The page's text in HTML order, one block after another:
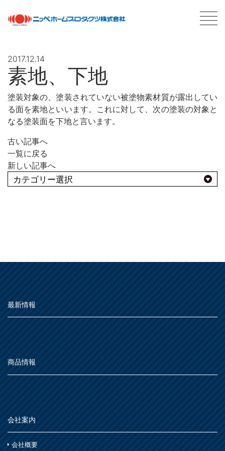
最新情報 NEWS
商品情報 PRODUCTS
会社概要
ネットワーク
採用情報
Q&A集
用語集
お問い合わせ
SDGsについて SDGs
SDGsへの取り組み
活動内容
SDSお問い合わせ SDS
個人情報について PRIVACY POLICY
オンラインショップ ONLINE SHOP
2017.12.14
素地、下地
塗装対象の、塗装されていない被塗物素材質が露出してい
る面を素地といいます。これに対して、次の塗装の対象と
なる塗装面を下地と言います。
古い記事へ
一覧に戻る
新しい記事へ
その他
仕様
木部
鉄部・プラスチック製品
屋根
トタン屋根
セメント・ベスト瓦屋根
木部
プラスチック製品
外壁・塀
コンクリート壁・リシン壁・サイディング壁・ブロック壁
屋内
その他
浴室
石材・タイル
ステンレス
室内壁・天井
ビニール壁紙・石膏ボード
砂壁・繊維壁
コンクリート・モルタル壁
木部
浴室
種類別
うすめ液
その他
下地処理・塗装関連・その他
水性多用途
室内壁・浴室
鉄部・木部・アルミ(油性)
さび止め
用語集
あ
か
さ
た
な
シーン別
雨天
木に塗る
最新情報
商品情報
会社案内
会社概要